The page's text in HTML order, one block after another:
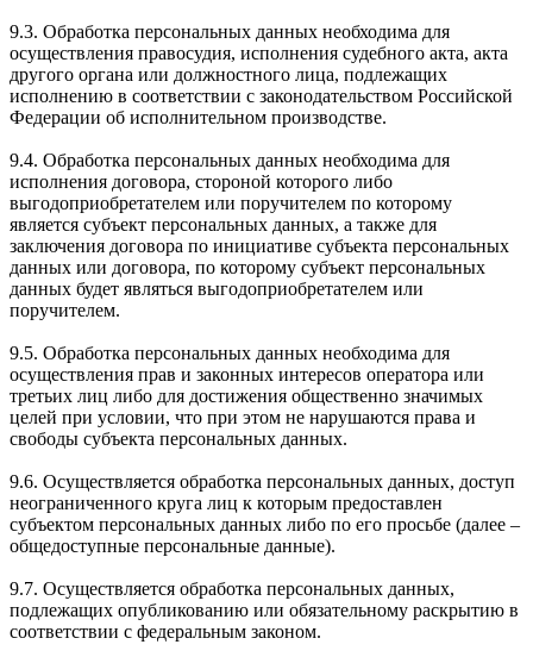
9.3. Обработка персональных данных необходима для
осуществления правосудия, исполнения судебного акта, акта
другого органа или должностного лица, подлежащих
исполнению в соответствии с законодательством Российской
Федерации об исполнительном производстве.
9.4. Обработка персональных данных необходима для
исполнения договора, стороной которого либо
выгодоприобретателем или поручителем по которому
является субъект персональных данных, а также для
заключения договора по инициативе субъекта персональных
данных или договора, по которому субъект персональных
данных будет являться выгодоприобретателем или
поручителем.
9.5. Обработка персональных данных необходима для
осуществления прав и законных интересов оператора или
третьих лиц либо для достижения общественно значимых
целей при условии, что при этом не нарушаются права и
свободы субъекта персональных данных.
9.6. Осуществляется обработка персональных данных, доступ
неограниченного круга лиц к которым предоставлен
субъектом персональных данных либо по его просьбе (далее –
общедоступные персональные данные).
9.7. Осуществляется обработка персональных данных,
подлежащих опубликованию или обязательному раскрытию в
соответствии с федеральным законом.